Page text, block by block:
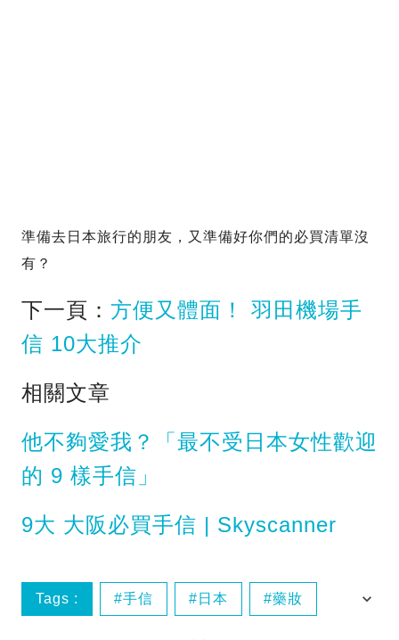
準備去日本旅行的朋友，又準備好你們的必買清單沒
有？
下一頁： 方便又體面！ 羽田機場手
信 10大推介
相關文章
他不夠愛我？「最不受日本女性歡迎
的 9 樣手信」
9大 大阪必買手信 | Skyscanner
Tags : 手信 日本 藥妝